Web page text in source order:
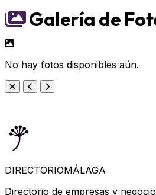
Galería de
No hay fotos disponibles aún.
DIRECTORIOMÁLAGA
Directorio de empresas y